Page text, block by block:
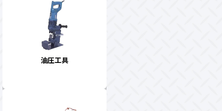
油圧工具